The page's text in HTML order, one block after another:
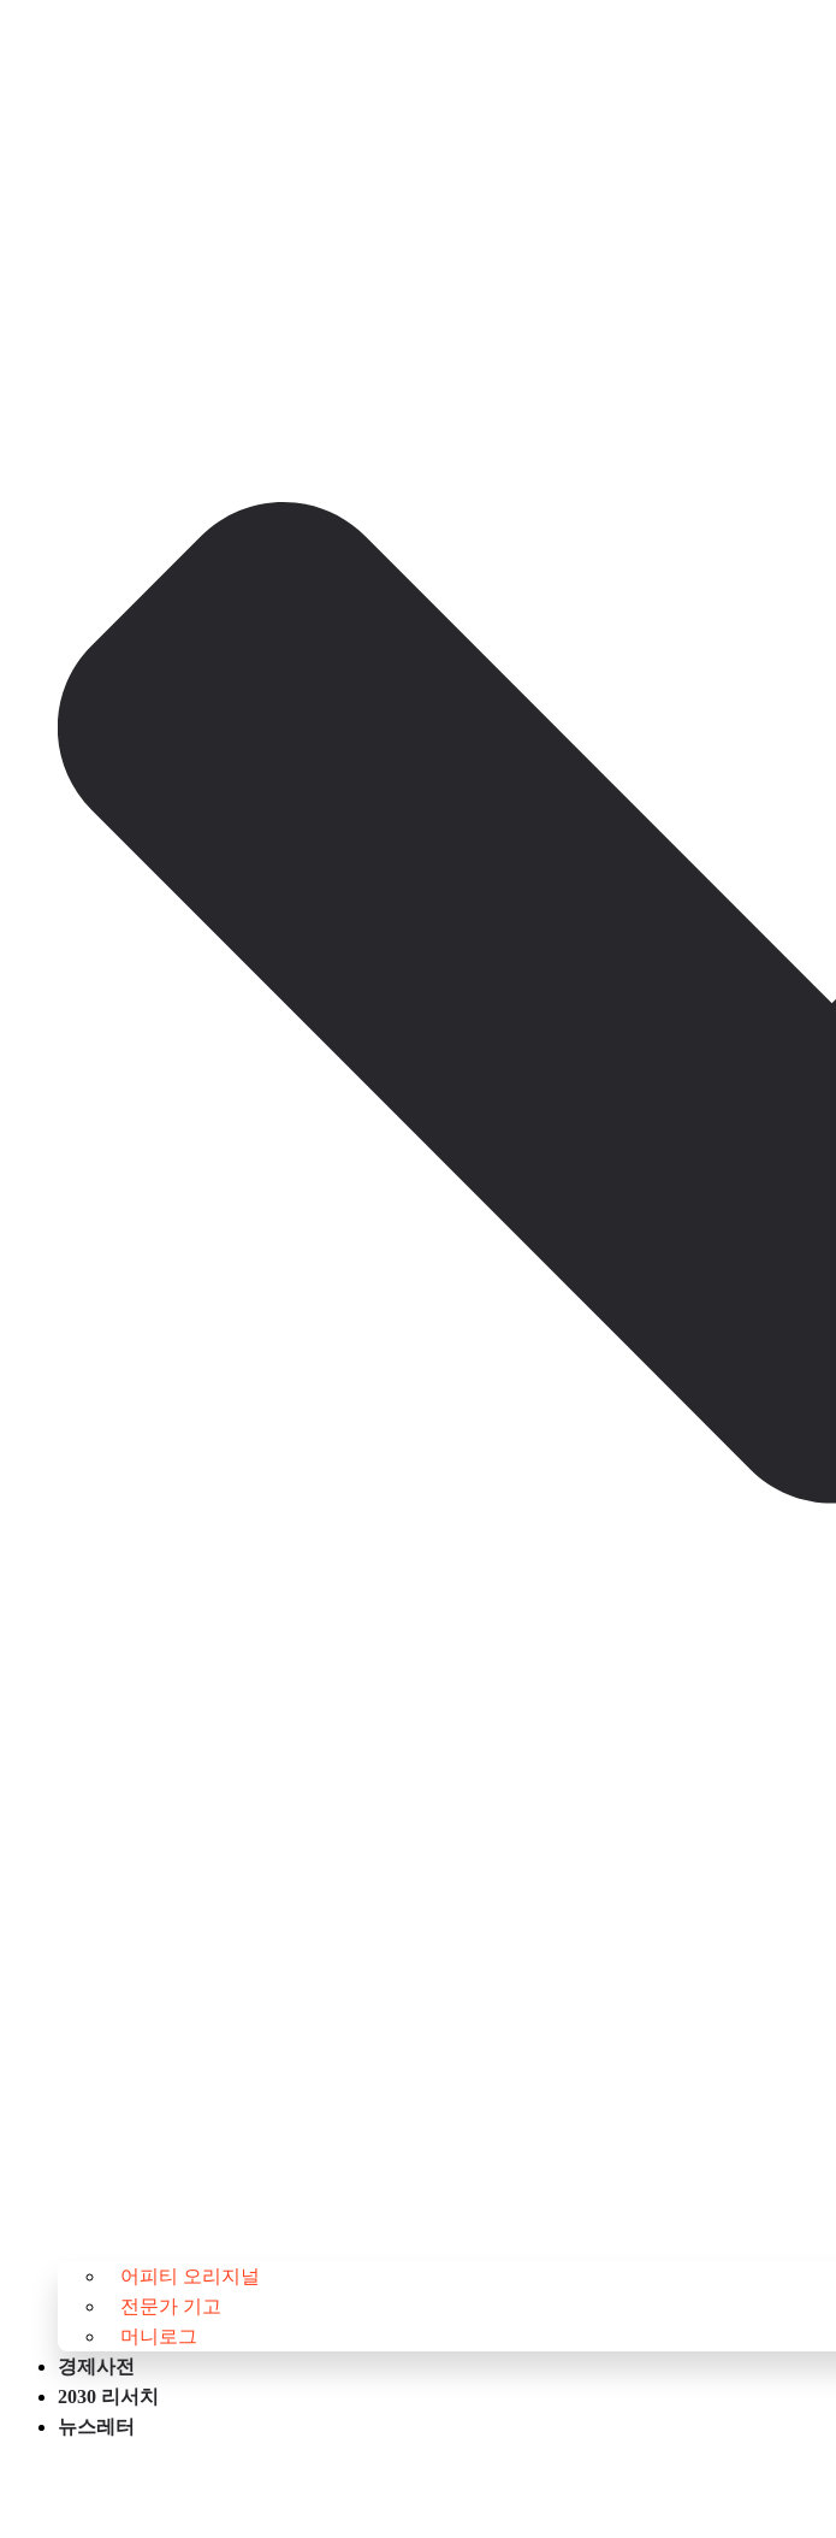
어피티 오리지널
전문가 기고
머니로그
경제사전
2030 리서치
뉴스레터